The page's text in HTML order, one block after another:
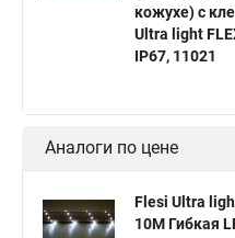
кожухе) с
Ultra light
IP67, 11021
Аналоги по цене
Flesi Ultra
10M Гибкая